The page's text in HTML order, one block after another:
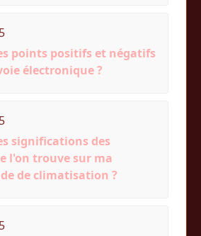
points positifs et négatifs
électronique ?
significations des
l'on trouve sur ma
de climatisation ?